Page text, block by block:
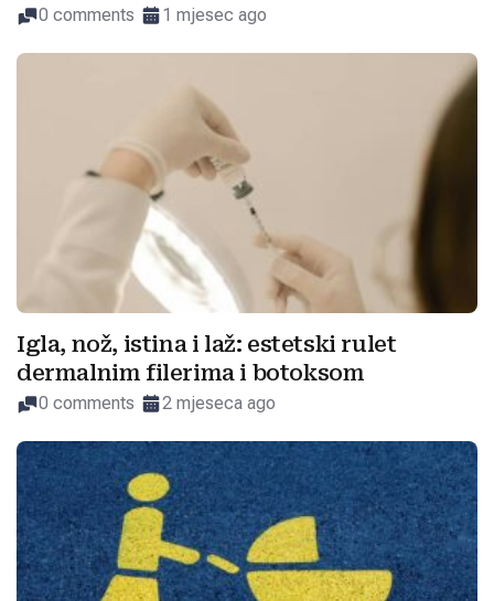
0 comments 1 mjesec ago
Igla, nož, istina i laž: estetski rulet
dermalnim filerima i botoksom
0 comments 2 mjeseca ago